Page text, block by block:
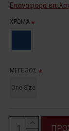
Επαναφορά
ΧΡΩΜΑ
ΜΕΓΕΘΟΣ
One Size